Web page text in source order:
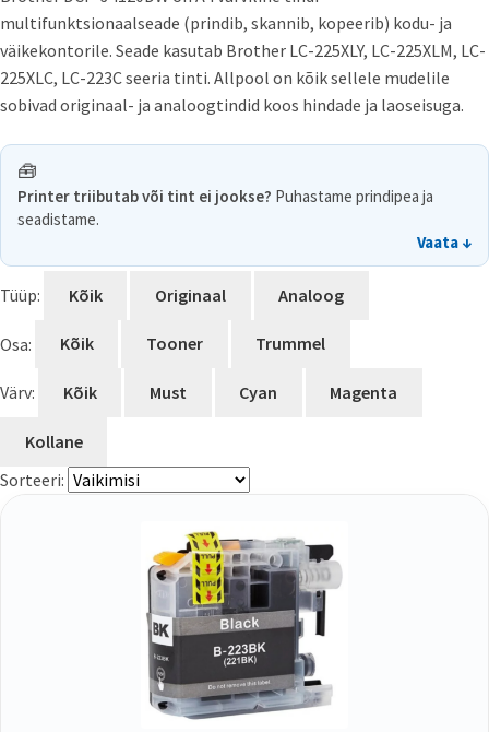
multifunktsionaalseade (prindib, skannib, kopeerib) kodu- ja
väikekontorile. Seade kasutab Brother LC-225XLY, LC-225XLM, LC-
225XLC, LC-223C seeria tinti. Allpool on kõik sellele mudelile
sobivad originaal- ja analoogtindid koos hindade ja laoseisuga.
🧰
Printer triibutab või tint ei jookse? Puhastame prindipea ja
seadistame.
Vaata ↓
Tüüp: Kõik Originaal Analoog
Osa: Kõik Tooner Trummel
Värv: Kõik Must Cyan Magenta
Kollane
Sorteeri: